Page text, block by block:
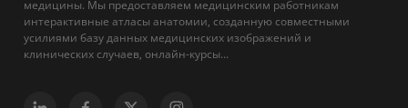
медицины. Мы предоставляем медицинским работникам
интерактивные атласы анатомии, созданную совместными
усилиями базу данных медицинских изображений и
клинических случаев, онлайн-курсы...